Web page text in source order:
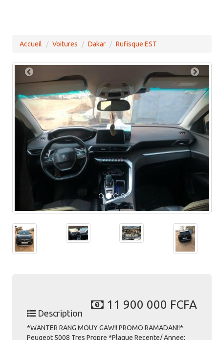
Accueil Voitures Dakar Rufisque EST
11 900 000 FCFA
Description
*WANTER RANG MOUY GAW!! PROMO RAMADAN!!*
Peugeot 5008 Tres Propre *Plaque Recente/ Annee: